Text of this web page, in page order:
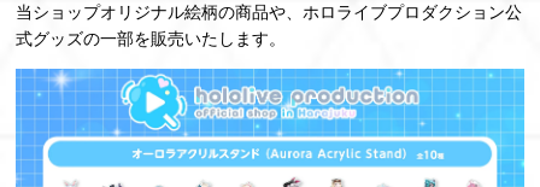
当ショップオリジナル絵柄の商品や、ホロライブプロダクション公
式グッズの一部を販売いたします。